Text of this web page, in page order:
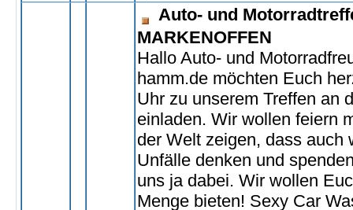
Auto- und
MARKENOFFEN
Hallo Auto- und
hamm.de möchten Euch
Uhr zu unserem Treffen an
einladen. Wir wollen feiern
der Welt zeigen, dass auch
Unfälle denken und
uns ja dabei. Wir wollen
Menge bieten! Sexy Car